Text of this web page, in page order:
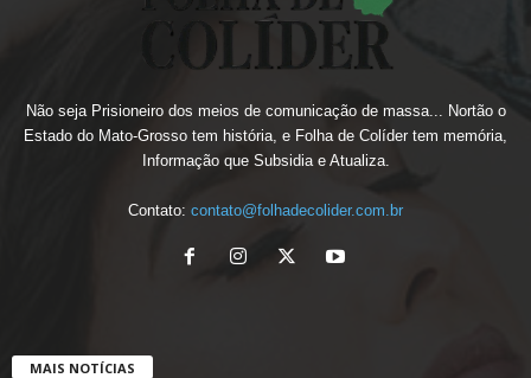
Não seja Prisioneiro dos meios de comunicação de massa... Nortão o
Estado do Mato-Grosso tem história, e Folha de Colíder tem memória,
Informação que Subsidia e Atualiza.
Contato: contato@folhadecolider.com.br
MAIS NOTÍCIAS